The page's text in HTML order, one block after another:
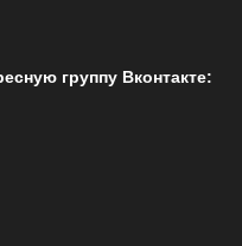
группу Вконтакте: